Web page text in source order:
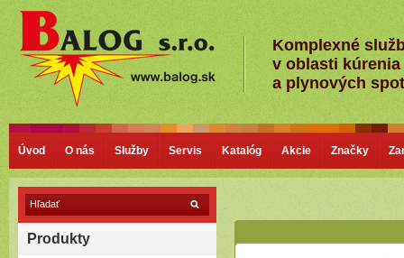
Komplexné
v oblasti kúrenia
a plynových
Úvod O nás Služby Servis Katalóg Akcie Značky
Produkty